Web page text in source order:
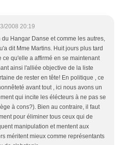
2008 20:19
Hangar Danse et comme les autres,
dit Mme Martins. Huit jours plus tard
ce qu'elle a affirmé en se maintenant
ainsi l'alliée objective de la liste
de rester en tête! En politique , ce
avant tout , ici nous avons un
qui incite les élécteurs à ne pas se
à cons?). Bien au contraire, il faut
pour éliminer tous ceux qui de
manipulation et mentent aux
méritent mieux comme représentants